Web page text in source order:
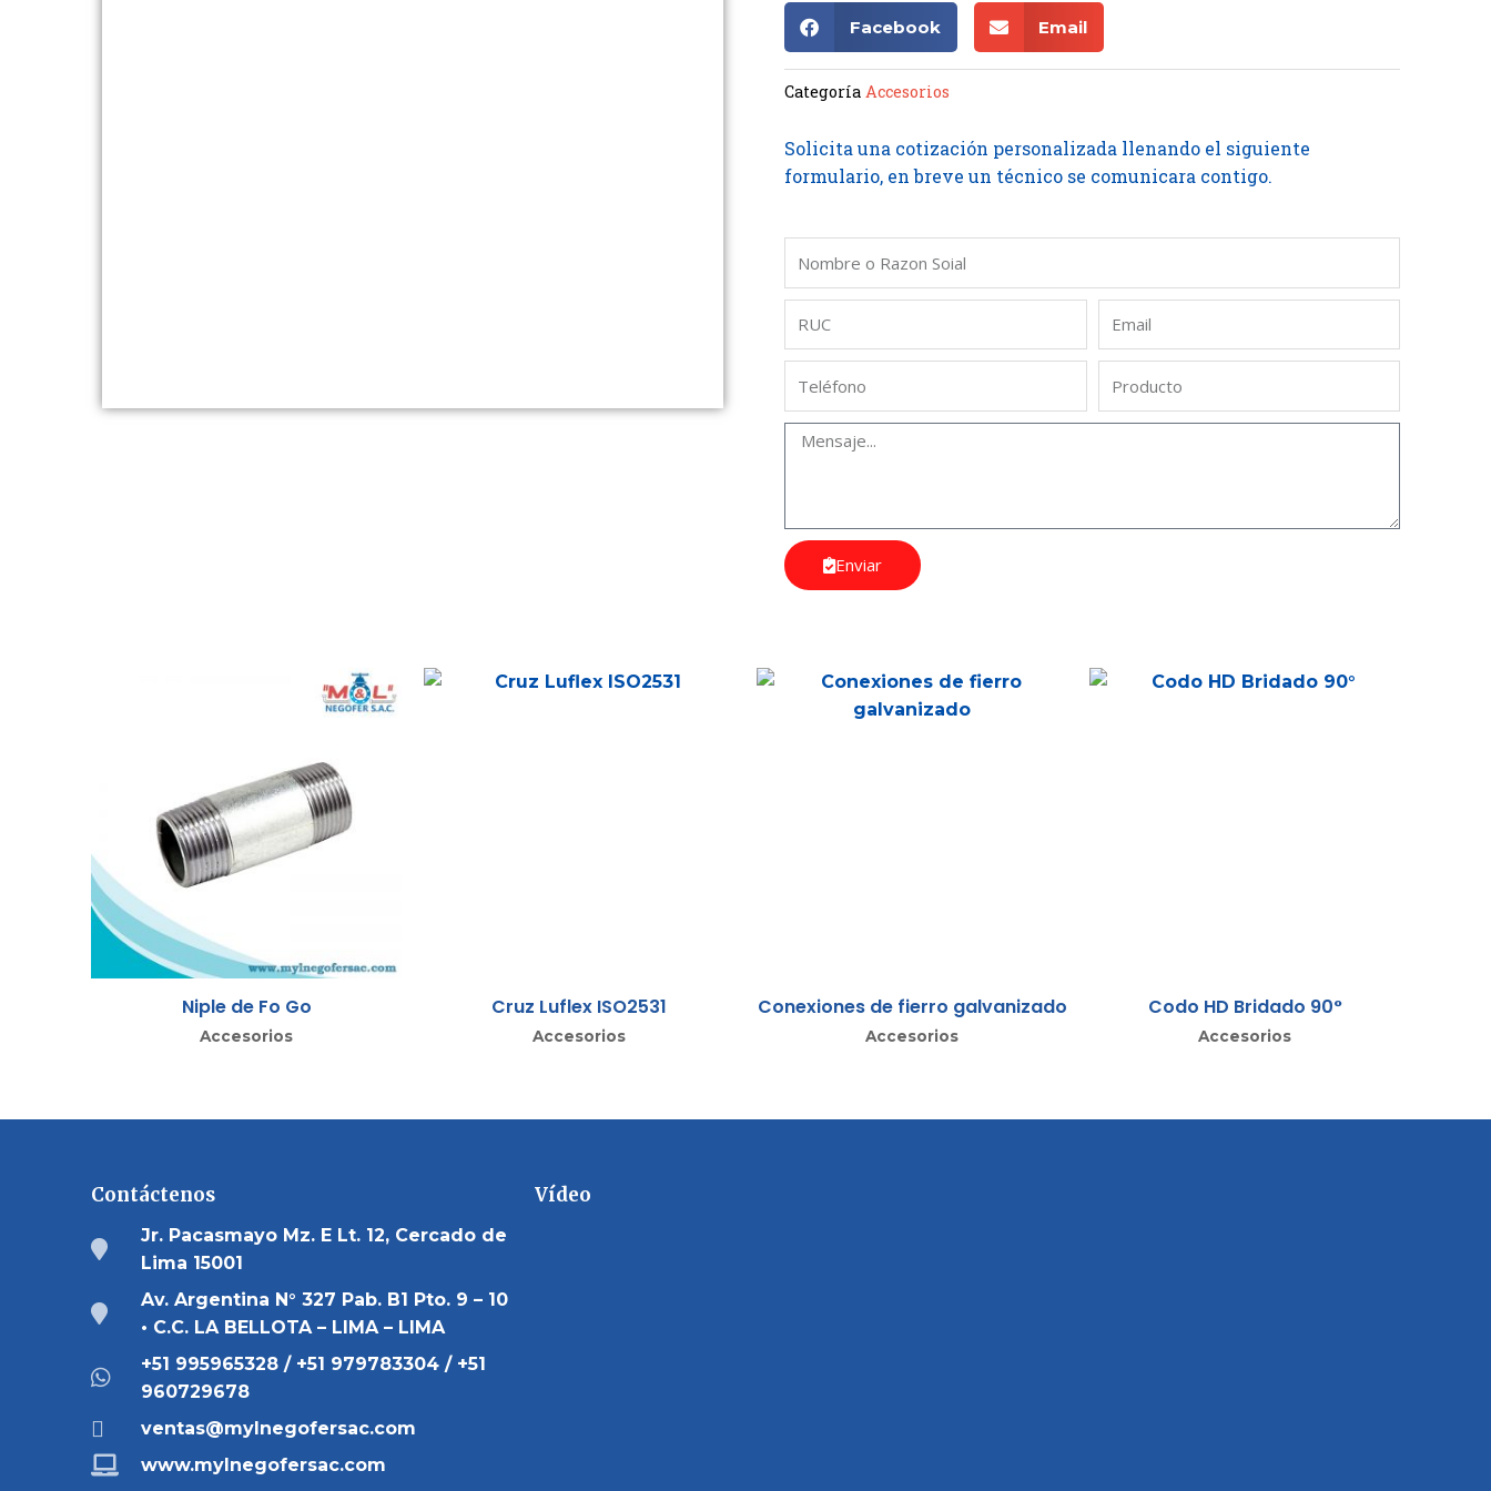
Facebook Email
Categoría Accesorios
Solicita una cotización personalizada llenando el siguiente
formulario, en breve un técnico se comunicara contigo.
Enviar
Niple de Fo Go
Accesorios
Cruz Luflex ISO2531
Accesorios
Conexiones de fierro galvanizado
Accesorios
Codo HD Bridado 90°
Accesorios
Contáctenos
Jr. Pacasmayo Mz. E Lt. 12, Cercado de
Lima 15001
Av. Argentina N° 327 Pab. B1 Pto. 9 – 10
• C.C. LA BELLOTA – LIMA – LIMA
+51 995965328 / +51 979783304 / +51
960729678
ventas@mylnegofersac.com
www.mylnegofersac.com
Vídeo